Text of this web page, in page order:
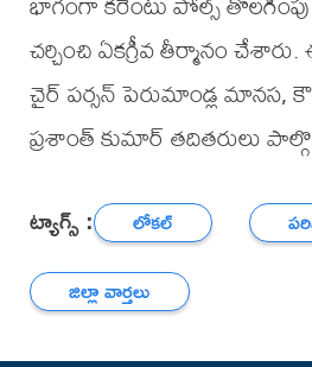
చర్చించి ఏకగ్రీవ తీర్మానం
చైర్ పర్సన్ పెరుమాండ్ల మానస,
ప్రశాంత్ కుమార్ తదితరులు
ట్యాగ్స్ : లోకల్
జిల్లా వార్తలు